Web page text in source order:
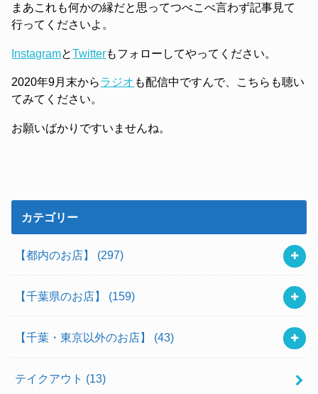
まあこれも何かの縁だと思ってつべこべ言わず記事見て
行ってくださいよ。
InstagramとTwitterもフォローしてやってください。
2020年9月末からラジオ も配信中ですんで、こちらも聴い
てみてください。
お願いばかりですいませんね。
カテゴリー
【都内のお店】 (297)
【千葉県のお店】 (159)
【千葉・東京以外のお店】 (43)
テイクアウト (13)